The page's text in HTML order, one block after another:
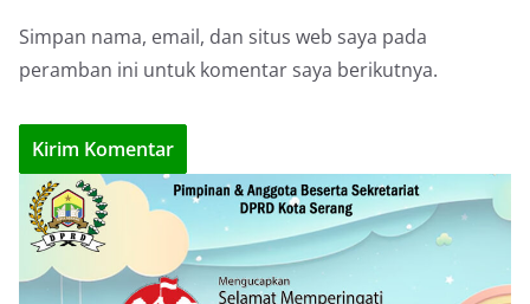
Simpan nama, email, dan situs web saya pada
peramban ini untuk komentar saya berikutnya.